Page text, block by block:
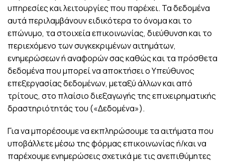
υπηρεσίες και λειτουργίες που παρέχει. Τα δεδομένα
αυτά περιλαμβάνουν ειδικότερα το όνομα και το
επώνυμο, τα στοιχεία επικοινωνίας, διεύθυνση και το
περιεχόμενο των συγκεκριμένων αιτημάτων,
ενημερώσεων ή αναφορών σας καθώς και τα πρόσθετα
δεδομένα που μπορεί να αποκτήσει ο Υπεύθυνος
επεξεργασίας δεδομένων, μεταξύ άλλων και από
τρίτους, στο πλαίσιο διεξαγωγής της επιχειρηματικής
δραστηριότητάς του («Δεδομένα»).
Για να μπορέσουμε να εκπληρώσουμε τα αιτήματα που
υποβάλλετε μέσω της φόρμας επικοινωνίας ή/και να
παρέχουμε ενημερώσεις σχετικά με τις ανεπιθύμητες